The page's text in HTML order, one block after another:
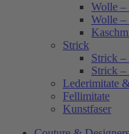
Wolle –
Wolle –
Strick
Strick
Strick –
Lederimitate
Fellimitate
Kunstfaser